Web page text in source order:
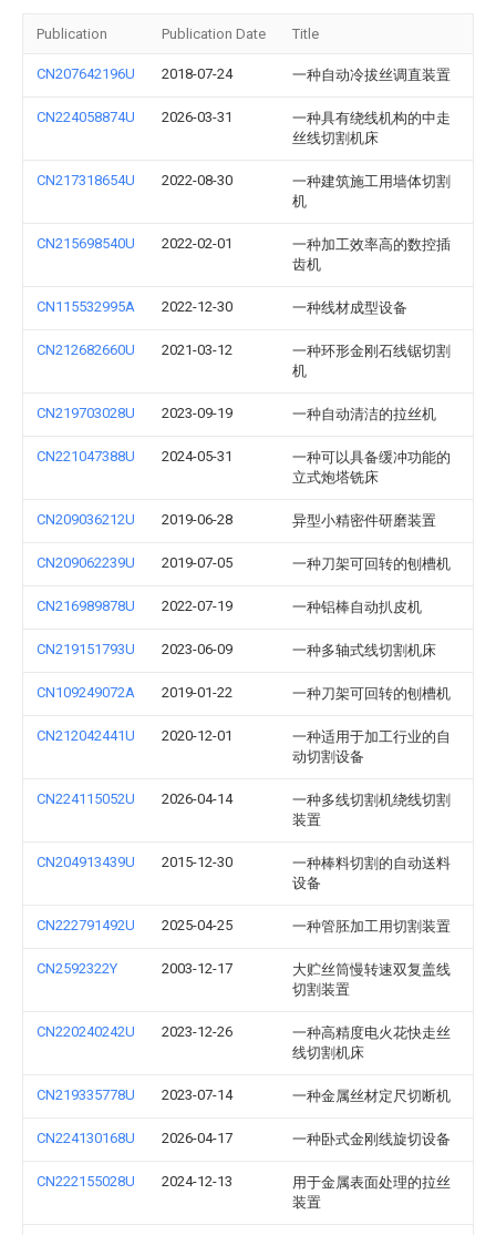
Publication Publication Date Title
CN207642196U 2018-07-24 一种自动冷拔丝调直装置
CN224058874U 2026-03-31
一种具有绕线机构的中走
丝线切割机床
CN217318654U 2022-08-30
一种建筑施工用墙体切割
机
CN215698540U 2022-02-01
一种加工效率高的数控插
齿机
CN115532995A 2022-12-30 一种线材成型设备
CN212682660U 2021-03-12
一种环形金刚石线锯切割
机
CN219703028U 2023-09-19 一种自动清洁的拉丝机
CN221047388U 2024-05-31
一种可以具备缓冲功能的
立式炮塔铣床
CN209036212U 2019-06-28 异型小精密件研磨装置
CN209062239U 2019-07-05 一种刀架可回转的刨槽机
CN216989878U 2022-07-19 一种铝棒自动扒皮机
CN219151793U 2023-06-09 一种多轴式线切割机床
CN109249072A 2019-01-22 一种刀架可回转的刨槽机
CN212042441U 2020-12-01
一种适用于加工行业的自
动切割设备
CN224115052U 2026-04-14
一种多线切割机绕线切割
装置
CN204913439U 2015-12-30
一种棒料切割的自动送料
设备
CN222791492U 2025-04-25 一种管胚加工用切割装置
CN2592322Y 2003-12-17
大贮丝筒慢转速双复盖线
切割装置
CN220240242U 2023-12-26
一种高精度电火花快走丝
线切割机床
CN219335778U 2023-07-14 一种金属丝材定尺切断机
CN224130168U 2026-04-17 一种卧式金刚线旋切设备
CN222155028U 2024-12-13
用于金属表面处理的拉丝
装置